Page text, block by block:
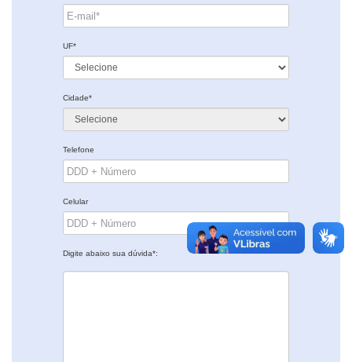
UF*
Cidade*
Telefone
Celular
Digite abaixo sua dúvida*: